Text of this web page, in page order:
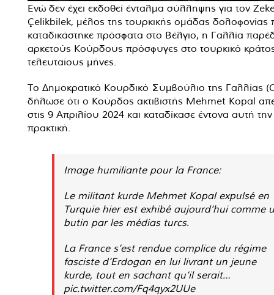
Ενώ δεν έχει εκδοθεί ένταλμα σύλληψης για τον
Çelikbilek, μέλος της τουρκικής ομάδας δολοφονίας
καταδικάστηκε πρόσφατα στο Βέλγιο, η Γαλλία
αρκετούς Κούρδους πρόσφυγες στο τουρκικό
τελευταίους μήνες.
Το Δημοκρατικό Κουρδικό Συμβούλιο της Γαλλίας
δήλωσε ότι ο Κούρδος ακτιβιστής Mehmet Kopal
στις 9 Απριλίου 2024 και καταδίκασε έντονα αυτή την
πρακτική.
Image humiliante pour la France:
Le militant kurde Mehmet Kopal expulsé en
Turquie hier est exhibé aujourd’hui comme
butin par les médias turcs.
La France s’est rendue complice du régime
fasciste d’Erdogan en lui livrant un jeune
kurde, tout en sachant qu’il serait…
pic.twitter.com/Fq4qyx2UUe